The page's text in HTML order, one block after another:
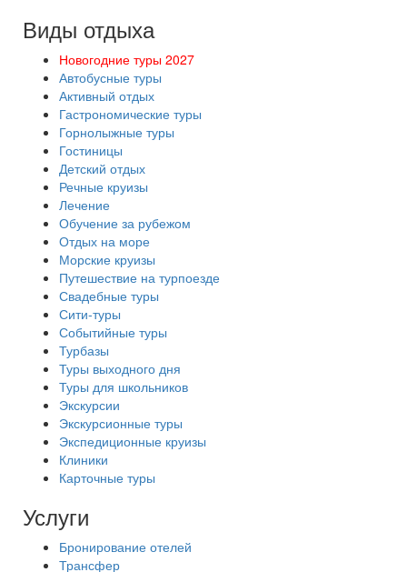
Виды отдыха
Новогодние туры 2027
Автобусные туры
Активный отдых
Гастрономические туры
Горнолыжные туры
Гостиницы
Детский отдых
Речные круизы
Лечение
Обучение за рубежом
Отдых на море
Морские круизы
Путешествие на турпоезде
Свадебные туры
Сити-туры
Событийные туры
Турбазы
Туры выходного дня
Туры для школьников
Экскурсии
Экскурсионные туры
Экспедиционные круизы
Клиники
Карточные туры
Услуги
Бронирование отелей
Трансфер